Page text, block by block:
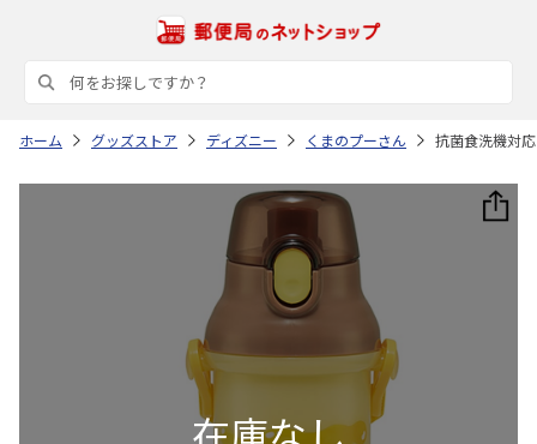
ホーム グッズストア ディズニー くまのプーさん 抗菌食洗機対